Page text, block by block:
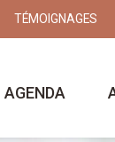
TÉMOIGNAGES
AGENDA